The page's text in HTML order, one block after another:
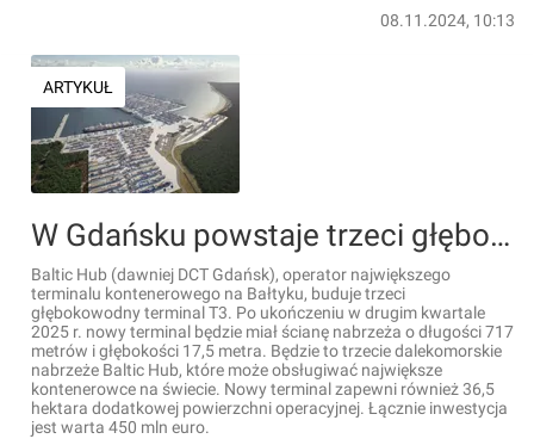
08.11.2024, 10:13
ARTYKUŁ
W Gdańsku powstaje trzeci głębokowodny terminal T3 na terenie Baltic Hub [FILMY]
Baltic Hub (dawniej DCT Gdańsk), operator największego
terminalu kontenerowego na Bałtyku, buduje trzeci
głębokowodny terminal T3. Po ukończeniu w drugim kwartale
2025 r. nowy terminal będzie miał ścianę nabrzeża o długości 717
metrów i głębokości 17,5 metra. Będzie to trzecie dalekomorskie
nabrzeże Baltic Hub, które może obsługiwać największe
kontenerowce na świecie. Nowy terminal zapewni również 36,5
hektara dodatkowej powierzchni operacyjnej. Łącznie inwestycja
jest warta 450 mln euro.